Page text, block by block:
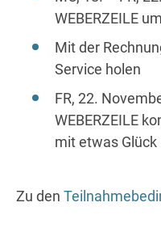
WEBERZEILE
Mit der
Service holen
FR, 22.
WEBERZEILE
mit etwas
Zu den